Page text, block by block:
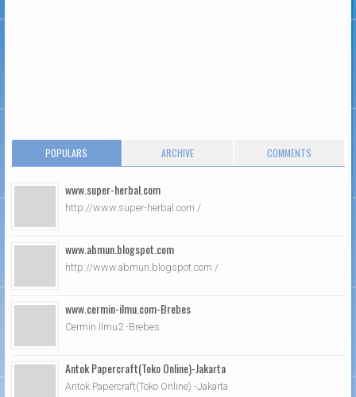
POPULARS ARCHIVE COMMENTS
www.super-herbal.com
http://www.super-herbal.com /
www.abmun.blogspot.com
http://www.abmun.blogspot.com /
www.cermin-ilmu.com-Brebes
Cermin Ilmu2 -Brebes
Antok Papercraft(Toko Online)-Jakarta
Antok Papercraft(Toko Online) -Jakarta